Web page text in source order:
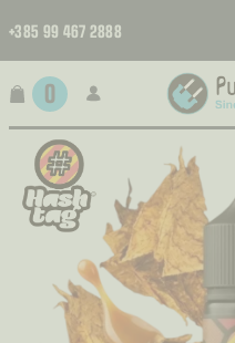
+385 99 467 2888
0